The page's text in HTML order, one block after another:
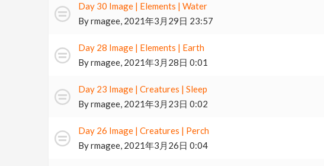
Day 30 Image | Elements | Water
Byrmagee, 2021年3月29日 23:57
Day 28 Image | Elements | Earth
Byrmagee, 2021年3月28日 0:01
Day 23 Image | Creatures | Sleep
Byrmagee, 2021年3月23日 0:02
Day 26 Image | Creatures | Perch
Byrmagee, 2021年3月26日 0:04